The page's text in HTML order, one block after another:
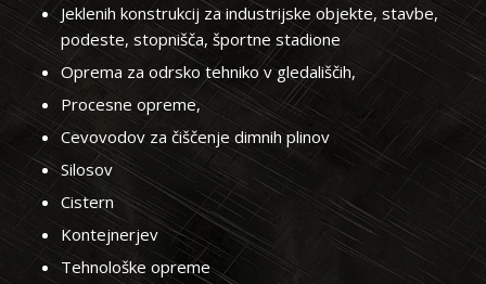
Jeklenih konstrukcij za industrijske objekte, stavbe,
podeste, stopnišča, športne stadione
Oprema za odrsko tehniko v gledališčih,
Procesne opreme,
Cevovodov za čiščenje dimnih plinov
Silosov
Cistern
Kontejnerjev
Tehnološke opreme